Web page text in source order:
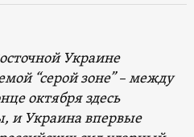
Украине
“серой зоне” – между
октября здесь
и Украина впервые